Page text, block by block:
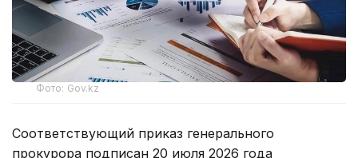
Фото: Gov.kz
Соответствующий приказ генерального
прокурора подписан 20 июля 2026 года